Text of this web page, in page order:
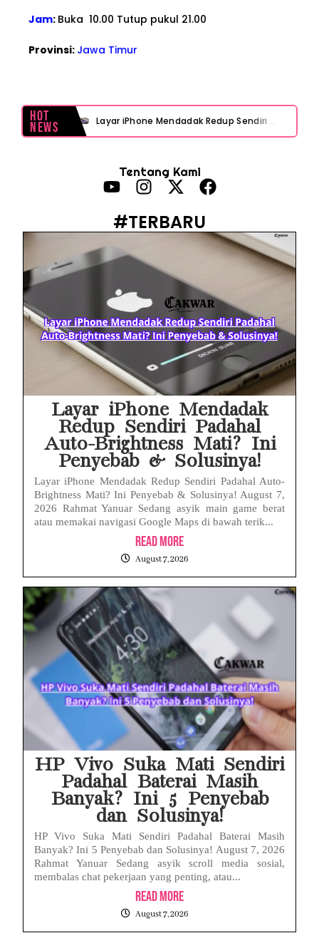
Jam: Buka 10.00 Tutup pukul 21.00
Provinsi: Jawa Timur
Hot
News Layar iPhone Mendadak Redup Sendiri Padahal Auto-Brightness Mati? Ini Penyebab & Solusinya!
Prabowo Sebut ‘Londo Ireng’, Ray Rangkuti Desak DPR Bersikap, Ini Ulasan Politiknya
MAKI Soroti Penahanan Eks Jampidsus Febrie Adriansyah Tanpa Rompi Pink
Babak Baru Kasus Febrie Adriansyah, Rencana Praperadilan Penyitaan Emas dan Uang Tunai Jadi Sorotan
Baterai Apple Watch Cepat Boros? Ini Penyebab dan Cara Mengatasinya
HP Huawei Cepat Panas? Ini Penyebab Utama dan Cara Mengatasinya
Tentang Kami
#TERBARU
Layar iPhone Mendadak
Redup Sendiri Padahal
Auto-Brightness Mati? Ini
Penyebab & Solusinya!
Layar iPhone Mendadak Redup Sendiri Padahal Auto-
Brightness Mati? Ini Penyebab & Solusinya! August 7,
2026 Rahmat Yanuar Sedang asyik main game berat
atau memakai navigasi Google Maps di bawah terik...
Read More
August 7, 2026
HP Vivo Suka Mati Sendiri
Padahal Baterai Masih
Banyak? Ini 5 Penyebab
dan Solusinya!
HP Vivo Suka Mati Sendiri Padahal Baterai Masih
Banyak? Ini 5 Penyebab dan Solusinya! August 7, 2026
Rahmat Yanuar Sedang asyik scroll media sosial,
membalas chat pekerjaan yang penting, atau...
Read More
August 7, 2026